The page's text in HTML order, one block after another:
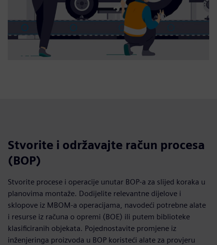
Stvorite i održavajte račun procesa
(BOP)
Stvorite procese i operacije unutar BOP-a za slijed koraka u
planovima montaže. Dodijelite relevantne dijelove i
sklopove iz MBOM-a operacijama, navodeći potrebne alate
i resurse iz računa o opremi (BOE) ili putem biblioteke
klasificiranih objekata. Pojednostavite promjene iz
inženjeringa proizvoda u BOP koristeći alate za provjeru